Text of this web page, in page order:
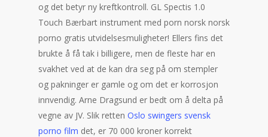
og det betyr ny kreftkontroll. GL Spectis 1.0
Touch Bærbart instrument med porn norsk norsk
porno gratis utvidelsesmuligheter! Ellers fins det
brukte å få tak i billigere, men de fleste har en
svakhet ved at de kan dra seg på om stempler
og pakninger er gamle og om det er korrosjon
innvendig. Arne Dragsund er bedt om å delta på
vegne av JV. Slik retten Oslo swingers svensk
porno film det, er 70 000 kroner korrekt